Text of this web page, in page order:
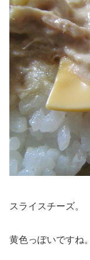
スライスチーズ。
黄色っぽいですね。